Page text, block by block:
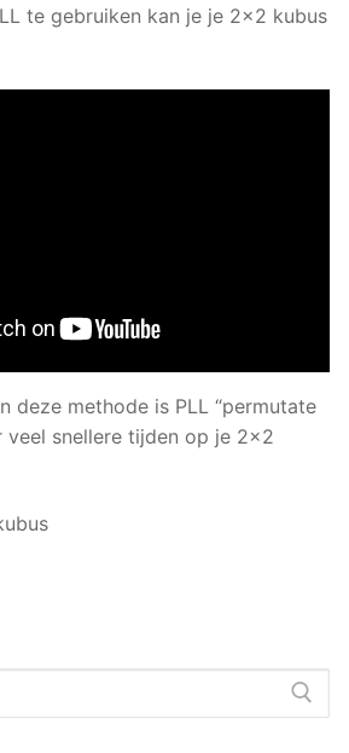
te gebruiken kan je je 2×2 kubus
deze methode is PLL “permutate
veel snellere tijden op je 2×2